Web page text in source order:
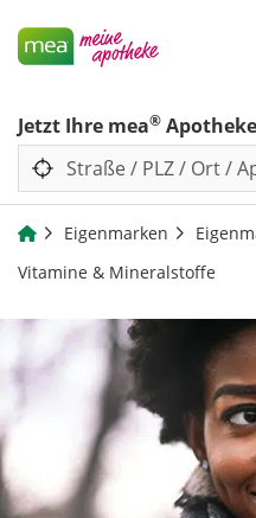
Jetzt Ihre mea®
Eigenmarken
Vitamine & Mineralstoffe